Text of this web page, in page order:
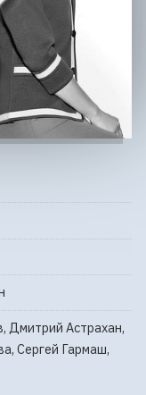
Дмитрий Астрахан,
Сергей Гармаш,